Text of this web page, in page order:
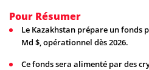
Pour Résumer
Le Kazakhstan prépare un fonds
Md $, opérationnel dès 2026.
Ce fonds sera alimenté par des